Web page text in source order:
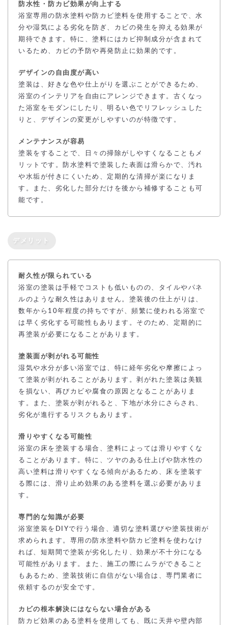
防水性・防カビ効果が向上する
浴室専用の防水塗料や防カビ塗料を使用することで、水
分や湿気による劣化を防ぎ、カビの発生を抑える効果が
期待できます。特に、塗料にはカビ抑制成分が含まれて
いるため、カビの予防や再発防止に効果的です。
デザインの自由度が高い
塗装は、好きな色や仕上がりを選ぶことができるため、
浴室のインテリアを自由にアレンジできます。古くなっ
た浴室をモダンにしたり、明るい色でリフレッシュした
りと、デザインの変更がしやすいのが特徴です。
メンテナンスが容易
塗装をすることで、日々の掃除がしやすくなることもメ
リットです。防水塗料で塗装した表面は滑らかで、汚れ
や水垢が付きにくいため、定期的な清掃が楽になりま
す。また、劣化した部分だけを後から補修することも可
能です。
デメリット
耐久性が限られている
浴室の塗装は手軽でコストも低いものの、タイルやパネ
ルのような耐久性はありません。塗装後の仕上がりは、
数年から10年程度の持ちですが、頻繁に使われる浴室で
は早く劣化する可能性もあります。そのため、定期的に
再塗装が必要になることがあります。
塗装面が剥がれる可能性
湿気や水分が多い浴室では、特に経年劣化や摩擦によっ
て塗装が剥がれることがあります。剥がれた塗装は美観
を損ない、再びカビや腐食の原因となることがありま
す。また、塗装が剥がれると、下地が水分にさらされ、
劣化が進行するリスクもあります。
滑りやすくなる可能性
浴室の床を塗装する場合、塗料によっては滑りやすくな
ることがあります。特に、ツヤのある仕上げや防水性の
高い塗料は滑りやすくなる傾向があるため、床を塗装す
る際には、滑り止め効果のある塗料を選ぶ必要がありま
す。
専門的な知識が必要
浴室塗装をDIYで行う場合、適切な塗料選びや塗装技術が
求められます。専用の防水塗料や防カビ塗料を使わなけ
れば、短期間で塗装が劣化したり、効果が不十分になる
可能性があります。また、施工の際にムラができること
もあるため、塗装技術に自信がない場合は、専門業者に
依頼するのが安全です。
カビの根本解決にはならない場合がある
防カビ効果のある塗料を使用しても、既に天井や壁内部